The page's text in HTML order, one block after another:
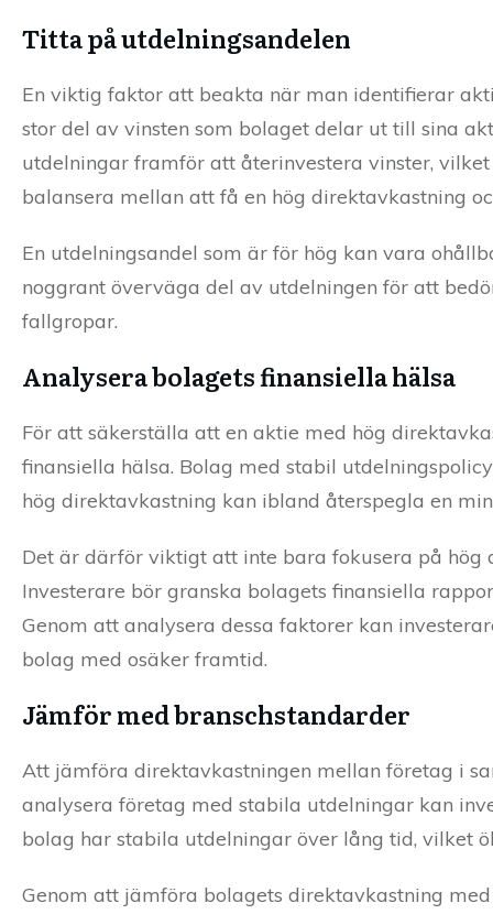
Titta på utdelningsandelen
En viktig faktor att beakta när man identifierar
stor del av vinsten som bolaget delar ut till sina
utdelningar framför att återinvestera vinster,
balansera mellan att få en hög direktavkastning
En utdelningsandel som är för hög kan vara
noggrant överväga del av utdelningen för att
fallgropar.
Analysera bolagets finansiella hälsa
För att säkerställa att en aktie med hög
finansiella hälsa. Bolag med stabil
hög direktavkastning kan ibland återspegla en
Det är därför viktigt att inte bara fokusera på hög
Investerare bör granska bolagets finansiella
Genom att analysera dessa faktorer kan
bolag med osäker framtid.
Jämför med branschstandarder
Att jämföra direktavkastningen mellan företag i
analysera företag med stabila utdelningar kan
bolag har stabila utdelningar över lång tid, vilket
Genom att jämföra bolagets direktavkastning